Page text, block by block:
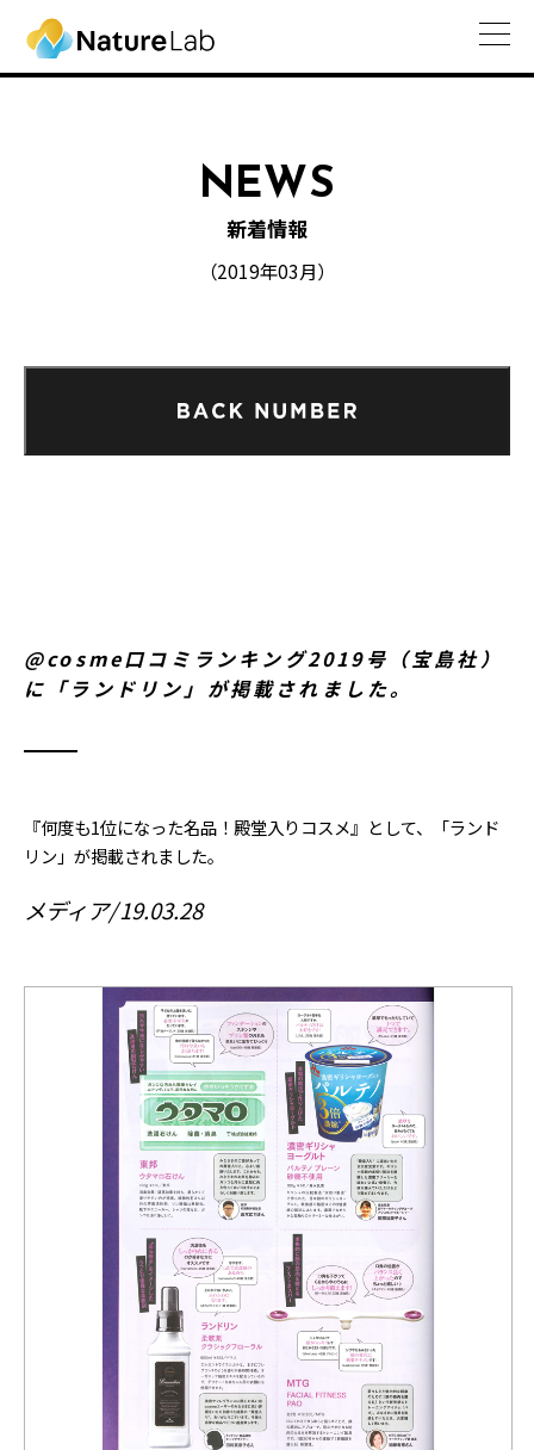
NEWS
新着情報
（2019年03月）
@cosme口コミランキング2019号（宝島社）
に「ランドリン」が掲載されました。
『何度も1位になった名品！殿堂入りコスメ』として、「ランド
リン」が掲載されました。
メディア 19.03.28